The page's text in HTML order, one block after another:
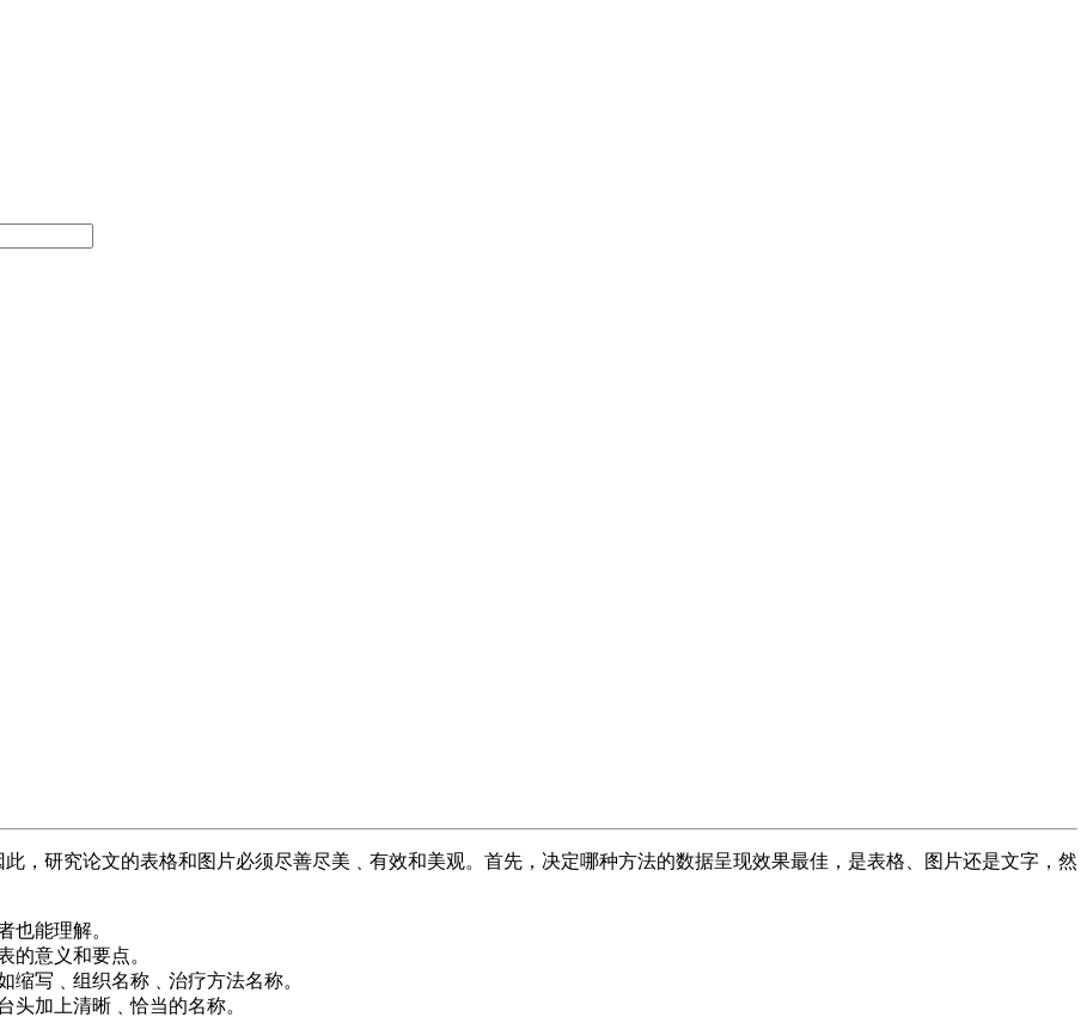
，研究论文的表格和图片必须尽善尽美﹑有效和美观。首先，决定哪种方法的数据呈现效果最佳，是表格、图片还是文字，然
也能理解。
的意义和要点。
写﹑组织名称﹑治疗方法名称。
头加上清晰﹑恰当的名称。